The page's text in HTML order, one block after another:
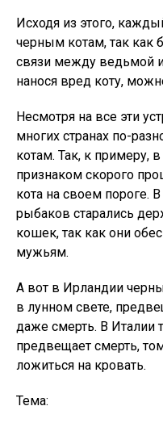
Исходя из этого,
черным котам, так как
связи между ведьмой
нанося вред коту,
Несмотря на все эти
многих странах по-
котам. Так, к примеру,
признаком скорого
кота на своем пороге.
рыбаков старались
кошек, так как они
мужьям.
А вот в Ирландии
в лунном свете,
даже смерть. В Италии
предвещает смерть,
ложиться на кровать.
Тема: